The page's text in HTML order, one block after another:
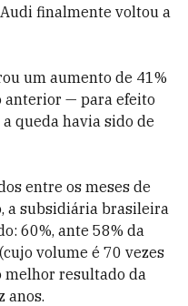
finalmente voltou a
um aumento de 41%
anterior — para efeito
queda havia sido de
entre os meses de
a subsidiária brasileira
60%, ante 58% da
volume é 70 vezes
melhor resultado da
anos.